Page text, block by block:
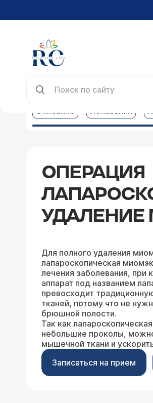
Описание Показания
ОПЕРАЦИЯ
Для полного удаления
лапароскопическая
лечения заболевания, при
аппарат под названием
превосходит
тканей, потому что не
брюшной полости.
Так как
небольшие проколы,
мышечной ткани и
Записаться на прием